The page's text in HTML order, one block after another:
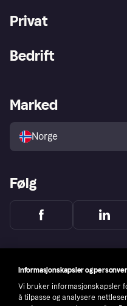
Privat
Utforsk butikker
Bedrift
Merchant portal
Marked
Norge
Følg
Informasjonskapsler og
Vi bruker informasjonskapsler
å tilpasse og analysere